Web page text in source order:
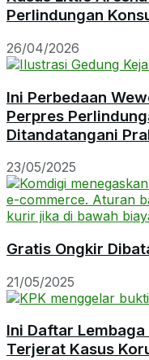
Perlindungan
26/04/2026
Ini Perbedaan
Perpres
Ditandatangani
23/05/2025
Gratis Ongkir
21/05/2025
Ini Daftar
Terjerat Kasus